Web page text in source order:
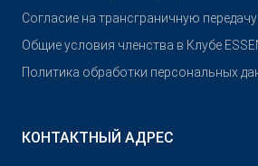
Согласие на трансграничную
Общие условия членства в Клубе
Политика обработки персональных
КОНТАКТНЫЙ АДРЕС